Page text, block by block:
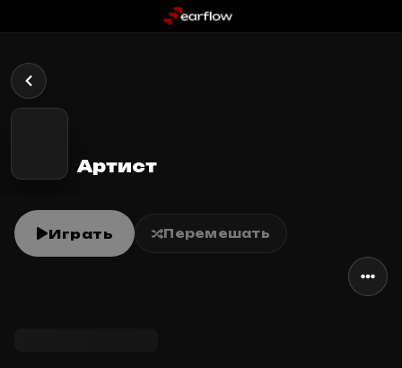
Артист
Играть Перемешать